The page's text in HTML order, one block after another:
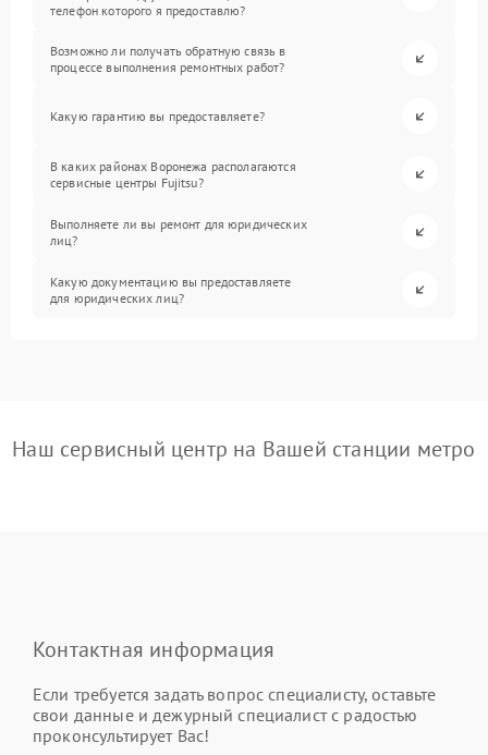
телефон которого я предоставлю?
Возможно ли получать обратную связь в
процессе выполнения ремонтных работ?
Какую гарантию вы предоставляете?
В каких районах Воронежа располагаются
сервисные центры Fujitsu?
Выполняете ли вы ремонт для юридических
лиц?
Какую документацию вы предоставляете
для юридических лиц?
Наш сервисный центр на Вашей станции метро
Контактная информация
Если требуется задать вопрос специалисту, оставьте
свои данные и дежурный специалист с радостью
проконсультирует Вас!